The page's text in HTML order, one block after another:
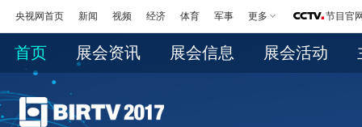
央视网首页 新闻 视频 经济 体育 军事 更多 节目官
首页 展会资讯 展会信息 展会活动